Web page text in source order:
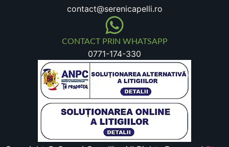
contact@serenicapelli.ro
CONTACT PRIN WHATSAPP
0771-174-330